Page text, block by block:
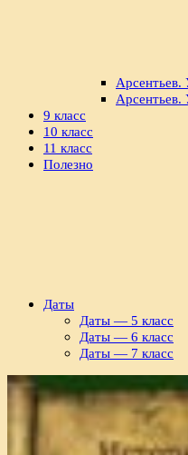
Арсентьев.
Арсентьев.
9 класс
10 класс
11 класс
Полезно
Даты
Даты — 5 класс
Даты — 6 класс
Даты — 7 класс